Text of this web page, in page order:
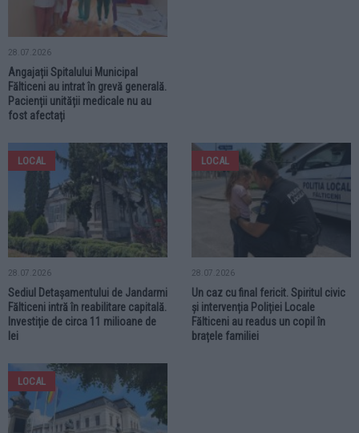
28.07.2026
Angajații Spitalului Municipal
Fălticeni au intrat în grevă generală.
Pacienții unității medicale nu au
fost afectați
LOCAL
28.07.2026
Sediul Detașamentului de Jandarmi
Fălticeni intră în reabilitare capitală.
Investiție de circa 11 milioane de
lei
LOCAL
28.07.2026
Un caz cu final fericit. Spiritul civic
și intervenția Poliției Locale
Fălticeni au readus un copil în
brațele familiei
LOCAL